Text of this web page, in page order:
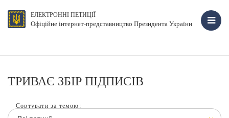
ЕЛЕКТРОННІ ПЕТИЦІЇ
Офіційне інтернет-представництво Президента України
ТРИВАЄ ЗБІР ПІДПИСІВ
Сортувати за темою: